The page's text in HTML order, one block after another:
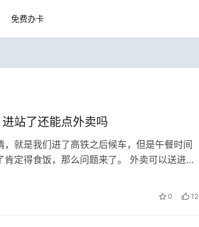
免费办卡
站了还能点外卖吗
就是我们进了高铁之后候车，但是午餐时间
定得食饭，那么问题来了。 外卖可以送进高
0 12